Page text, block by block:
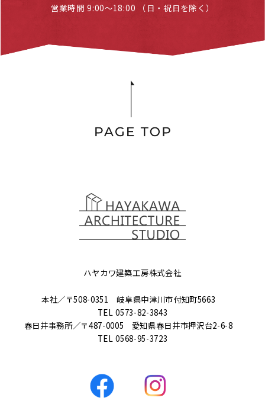
営業時間 9:00～18:00 （日・祝日を除く）
ハヤカワ建築工房株式会社
本社／〒508-0351 岐阜県中津川市付知町5663
TEL0573-82-3843
春日井事務所／〒487-0005 愛知県春日井市押沢台2-6-8
TEL0568-95-3723